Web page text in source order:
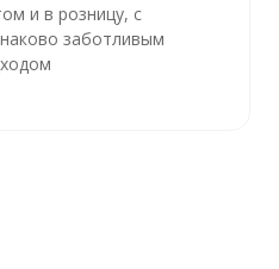
и в розницу, с
заботливым